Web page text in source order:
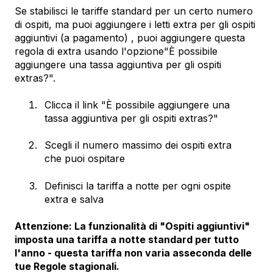
Se stabilisci le tariffe standard per un certo numero
di ospiti, ma puoi aggiungere i letti extra per gli ospiti
aggiuntivi (a pagamento) , puoi aggiungere questa
regola di extra usando l'opzione"È possibile
aggiungere una tassa aggiuntiva per gli ospiti
extras?".
Clicca il link "È possibile aggiungere una
tassa aggiuntiva per gli ospiti extras?"
Scegli il numero massimo dei ospiti extra
che puoi ospitare
Definisci la tariffa a notte per ogni ospite
extra e salva
Attenzione: La funzionalità di "Ospiti aggiuntivi"
imposta una tariffa a notte standard per tutto
l'anno - questa tariffa non varia asseconda delle
tue Regole stagionali.